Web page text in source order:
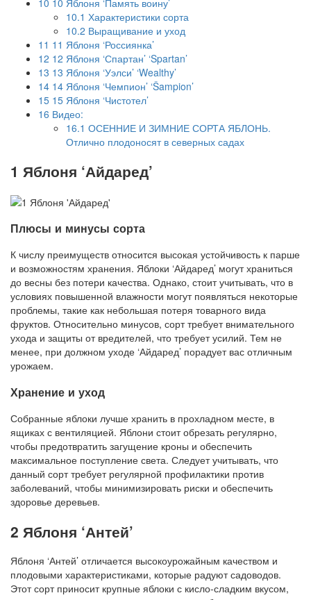
10.1 Характеристики сорта
10.2 Выращивание и уход
11 11 Яблоня ‘Россиянка’
12 12 Яблоня ‘Спартан’ ‘Spartan’
13 13 Яблоня ‘Уэлси’ ‘Wealthy’
14 14 Яблоня ‘Чемпион’ ‘Šampion’
15 15 Яблоня ‘Чистотел’
16 Видео:
16.1 ОСЕННИЕ И ЗИМНИЕ СОРТА ЯБЛОНЬ.
Отлично плодоносят в северных садах
1 Яблоня ‘Айдаред’
Плюсы и минусы сорта
К числу преимуществ относится высокая устойчивость к парше
и возможностям хранения. Яблоки ‘Айдаред’ могут храниться
до весны без потери качества. Однако, стоит учитывать, что в
условиях повышенной влажности могут появляться некоторые
проблемы, такие как небольшая потеря товарного вида
фруктов. Относительно минусов, сорт требует внимательного
ухода и защиты от вредителей, что требует усилий. Тем не
менее, при должном уходе ‘Айдаред’ порадует вас отличным
урожаем.
Хранение и уход
Собранные яблоки лучше хранить в прохладном месте, в
ящиках с вентиляцией. Яблони стоит обрезать регулярно,
чтобы предотвратить загущение кроны и обеспечить
максимальное поступление света. Следует учитывать, что
данный сорт требует регулярной профилактики против
заболеваний, чтобы минимизировать риски и обеспечить
здоровье деревьев.
2 Яблоня ‘Антей’
Яблоня ‘Антей’ отличается высокоурожайным качеством и
плодовыми характеристиками, которые радуют садоводов.
Этот сорт приносит крупные яблоки с кисло-сладким вкусом,